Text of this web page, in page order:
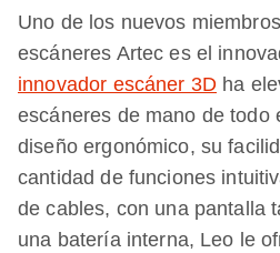
Uno de los nuevos
escáneres Artec es el
innovador escáner 3D ha
escáneres de mano de todo
diseño ergonómico, su
cantidad de funciones
de cables, con una pantalla
una batería interna, Leo le